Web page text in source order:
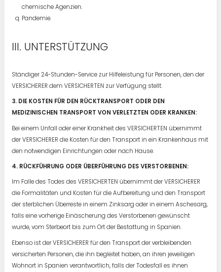
chemische Agenzien.
Pandemie.
UNTERSTÜTZUNG
Ständiger 24-Stunden-Service zur Hilfeleistung für Personen, den der
VERSICHERER dem VERSICHERTEN zur Verfügung stellt.
3. DIE KOSTEN FÜR DEN RÜCKTRANSPORT ODER DEN
MEDIZINISCHEN TRANSPORT VON VERLETZTEN ODER KRANKEN:
Bei einem Unfall oder einer Krankheit des VERSICHERTEN übernimmt
der VERSICHERER die Kosten für den Transport in ein Krankenhaus mit
den notwendigen Einrichtungen oder nach Hause.
4. RÜCKFÜHRUNG ODER ÜBERFÜHRUNG DES VERSTORBENEN:
Im Falle des Todes des VERSICHERTEN übernimmt der VERSICHERER
die Formalitäten und Kosten für die Aufbereitung und den Transport
der sterblichen Überreste in einem Zinksarg oder in einem Aschesarg,
falls eine vorherige Einäscherung des Verstorbenen gewünscht
wurde, vom Sterbeort bis zum Ort der Bestattung in Spanien.
Ebenso ist der VERSICHERER für den Transport der verbleibenden
versicherten Personen, die ihn begleitet haben, an ihren jeweiligen
Wohnort in Spanien verantwortlich, falls der Todesfall es ihnen